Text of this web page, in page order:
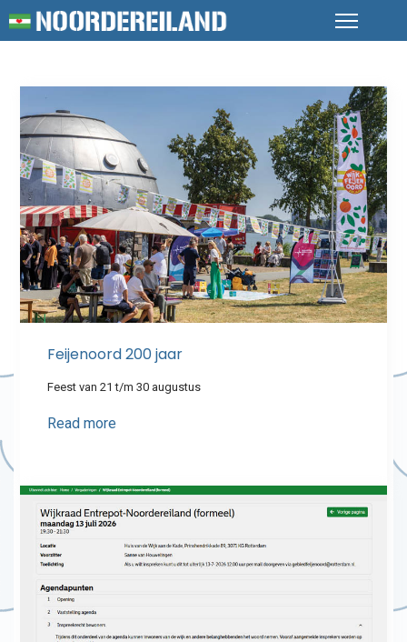
Feijenoord 200 jaar
Feest van 21 t/m 30 augustus
Read more